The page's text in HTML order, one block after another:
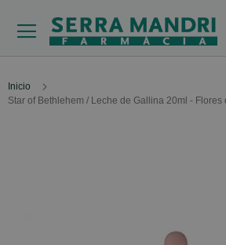
Inicio
Star of Bethlehem / Leche de Gallina 20ml -